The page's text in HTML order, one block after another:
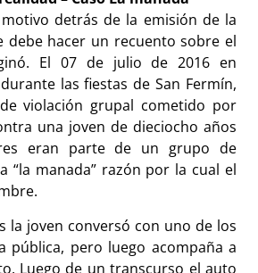
detrás de la emisión de la
debe hacer un recuento sobre el
El 07 de julio de 2016 en
las fiestas de San Fermín,
violación grupal cometido por
una joven de dieciocho años
eran parte de un grupo de
“la manada” razón por la cual el
la joven conversó con uno de los
pública, pero luego acompaña a
Luego de un transcurso el auto